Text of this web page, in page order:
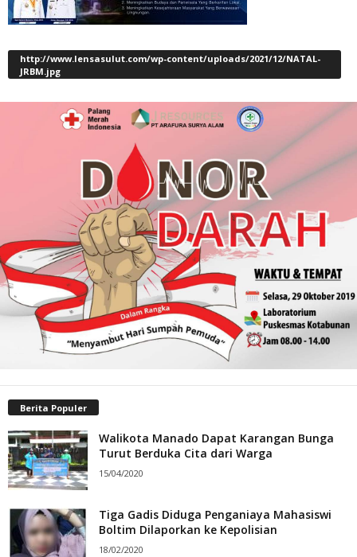
http://www.lensasulut.com/wp-content/uploads/2021/12/NATAL-
JRBM.jpg
Berita Populer
Walikota Manado Dapat Karangan Bunga
Turut Berduka Cita dari Warga
15/04/2020
Tiga Gadis Diduga Penganiaya Mahasiswi
Boltim Dilaporkan ke Kepolisian
18/02/2020